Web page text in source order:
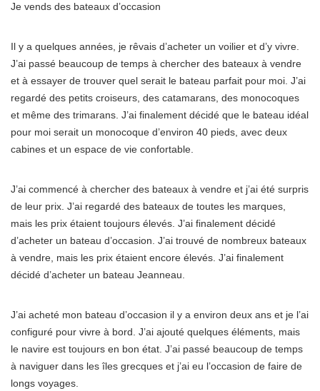
Je vends des bateaux d’occasion
Il y a quelques années, je rêvais d’acheter un voilier et d’y vivre.
J’ai passé beaucoup de temps à chercher des bateaux à vendre
et à essayer de trouver quel serait le bateau parfait pour moi. J’ai
regardé des petits croiseurs, des catamarans, des monocoques
et même des trimarans. J’ai finalement décidé que le bateau idéal
pour moi serait un monocoque d’environ 40 pieds, avec deux
cabines et un espace de vie confortable.
J’ai commencé à chercher des bateaux à vendre et j’ai été surpris
de leur prix. J’ai regardé des bateaux de toutes les marques,
mais les prix étaient toujours élevés. J’ai finalement décidé
d’acheter un bateau d’occasion. J’ai trouvé de nombreux bateaux
à vendre, mais les prix étaient encore élevés. J’ai finalement
décidé d’acheter un bateau Jeanneau.
J’ai acheté mon bateau d’occasion il y a environ deux ans et je l’ai
configuré pour vivre à bord. J’ai ajouté quelques éléments, mais
le navire est toujours en bon état. J’ai passé beaucoup de temps
à naviguer dans les îles grecques et j’ai eu l’occasion de faire de
longs voyages.